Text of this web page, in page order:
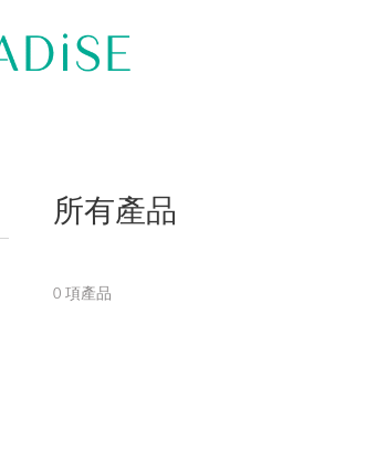
所有產品
0 項產品